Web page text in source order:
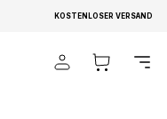
KOSTENLOSER VERSAND
Anzeigen zu